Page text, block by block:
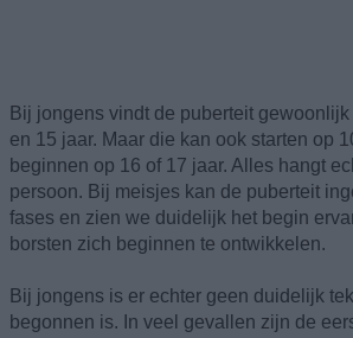
Bij jongens vindt de puberteit
en 15 jaar. Maar die kan ook starten op
beginnen op 16 of 17 jaar. Alles hangt
persoon. Bij meisjes kan de puberteit
fases en zien we duidelijk het begin
borsten zich beginnen te ontwikkelen.
Bij jongens is er echter geen duidelijk
begonnen is. In veel gevallen zijn de